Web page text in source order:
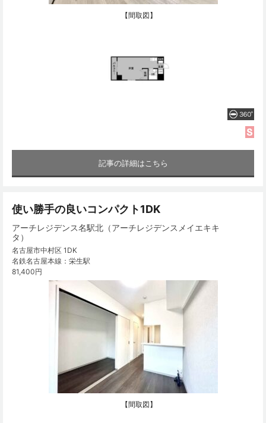
【間取図】
記事の詳細はこちら
使い勝手の良いコンパクト1DK
アーチレジデンス名駅北（アーチレジデンスメイエキキ
タ）
名古屋市中村区 1DK
名鉄名古屋本線：栄生駅
81,400円
【間取図】